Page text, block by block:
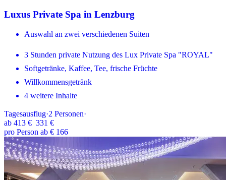
Luxus Private Spa in Lenzburg
Auswahl an zwei verschiedenen Suiten
3 Stunden private Nutzung des Lux Private Spa "ROYAL"
Softgetränke, Kaffee, Tee, frische Früchte
Willkommensgetränk
4 weitere Inhalte
Tagesausflug·2 Personen·
ab 413 € 331 €
pro Person ab € 166